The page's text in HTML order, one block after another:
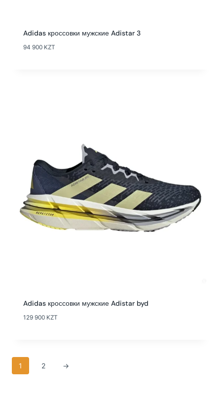
Adidas кроссовки мужские Adistar 3
94 900 KZT
Adidas кроссовки мужские Adistar byd
129 900 KZT
1 2 →